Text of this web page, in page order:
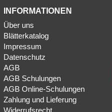
INFORMATIONEN
Über uns
Blätterkatalog
Impressum
Datenschutz
AGB
AGB Schulungen
AGB Online-Schulungen
Zahlung und Lieferung
Widerrufsrecht